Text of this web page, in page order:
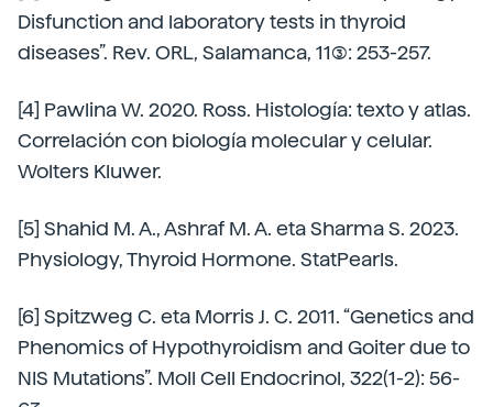
Disfunction and laboratory tests in thyroid
diseases”. Rev. ORL, Salamanca, 11(3): 253-257.
[4] Pawlina W. 2020. Ross. Histología: texto y atlas.
Correlación con biología molecular y celular.
Wolters Kluwer.
[5] Shahid M. A., Ashraf M. A. eta Sharma S. 2023.
Physiology, Thyroid Hormone. StatPearls.
[6] Spitzweg C. eta Morris J. C. 2011. “Genetics and
Phenomics of Hypothyroidism and Goiter due to
NIS Mutations”. Moll Cell Endocrinol, 322(1-2): 56-